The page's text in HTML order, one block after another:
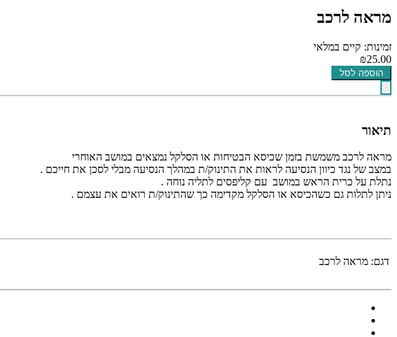
מראה לרכב
זמינות: קיים במלאי
₪25.00
הוספה לסל
תיאור
מראה לרכב משמשת בזמן שכיסא הבטיחות או הסלקל נמצאים במושב האוחרי
במצב של נגד כיוון הנסיעה לראות את התינוק/ת במהלך הנסיעה מבלי לסכן את חייכם .
נתלת על כרית הראש במושב עם קליפסים לתליה נוחה .
ניתן לתלות גם כשהכיסא או הסלקל מקדימה כך שהתינוק/ת רואים את עצמם .
דגם: מראה לרכב